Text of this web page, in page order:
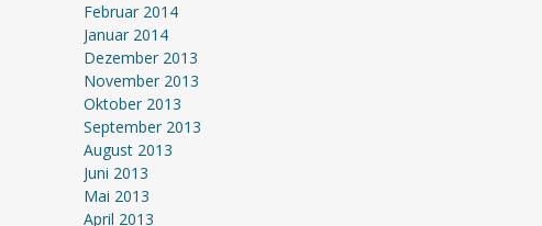
Februar 2014
Januar 2014
Dezember 2013
November 2013
Oktober 2013
September 2013
August 2013
Juni 2013
Mai 2013
April 2013